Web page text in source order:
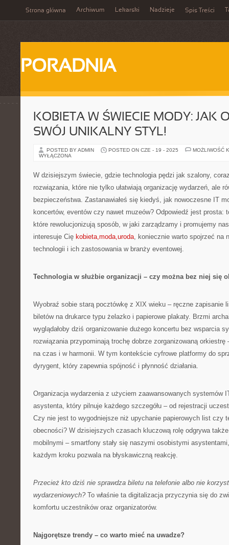
Strona główna Archiwum Lekarski Nadzieje Spis Treści
PORADNIA
KOBIETA W ŚWIECIE MODY: JAK
SWÓJ UNIKALNY STYL!
POSTED BY ADMIN POSTED ON CZE - 19 - 2025
MOŻLIWOŚĆ
WYŁĄCZONA
W dzisiejszym świecie, gdzie technologia pędzi jak szalony,
rozwiązania, które nie tylko ułatwiają organizację wydarzeń, ale
bezpieczeństwa. Zastanawiałeś się kiedyś, jak nowoczesne IT
koncertów, eventów czy nawet muzeów? Odpowiedź jest prosta:
które rewolucjonizują sposób, w jaki zarządzamy i promujemy
interesuje Cię kobieta,moda,uroda, koniecznie warto spojrzeć na
technologii i ich zastosowania w branży eventowej.
Technologia w służbie organizacji – czy można bez niej się
Wyobraź sobie starą pocztówkę z XIX wieku – ręczne zapisanie
biletów na drukarce typu żelazko i papierowe plakaty. Brzmi
wyglądałoby dziś organizowanie dużego koncertu bez wsparcia
rozwiązania przypominają trochę dobrze zorganizowaną
na czas i w harmonii. W tym kontekście cyfrowe platformy do
dyrygent, który zapewnia spójność i płynność działania.
Organizacja wydarzenia z użyciem zaawansowanych systemów
asystenta, który pilnuje każdego szczegółu – od rejestracji
Czy nie jest to wygodniejsze niż upychanie papierowych list czy
obecności? W dzisiejszych czasach kluczową rolę odgrywa
mobilnymi – smartfony stały się naszymi osobistymi
każdym kroku pozwala na błyskawiczną reakcję.
Przecież kto dziś nie sprawdza biletu na telefonie albo nie
wydarzeniowych? To właśnie ta digitalizacja przyczynia się do
komfortu uczestników oraz organizatorów.
Najgorętsze trendy – co warto mieć na uwadze?